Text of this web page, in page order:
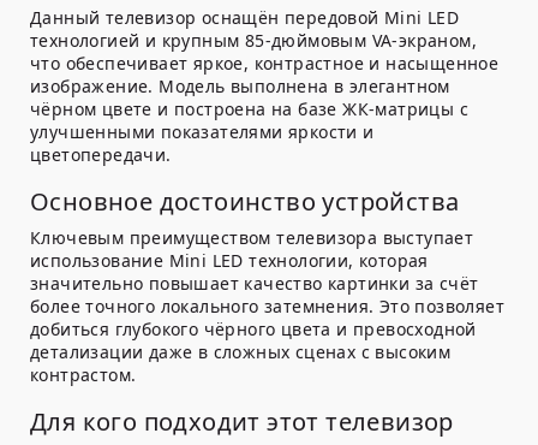
Данный телевизор оснащён передовой Mini LED
технологией и крупным 85-дюймовым VA-экраном,
что обеспечивает яркое, контрастное и насыщенное
изображение. Модель выполнена в элегантном
чёрном цвете и построена на базе ЖК-матрицы с
улучшенными показателями яркости и
цветопередачи.
Основное достоинство устройства
Ключевым преимуществом телевизора выступает
использование Mini LED технологии, которая
значительно повышает качество картинки за счёт
более точного локального затемнения. Это позволяет
добиться глубокого чёрного цвета и превосходной
детализации даже в сложных сценах с высоким
контрастом.
Для кого подходит этот телевизор